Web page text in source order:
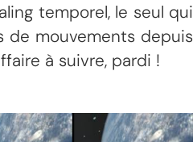
temporel, le seul qui
de mouvements depuis
à suivre, pardi !